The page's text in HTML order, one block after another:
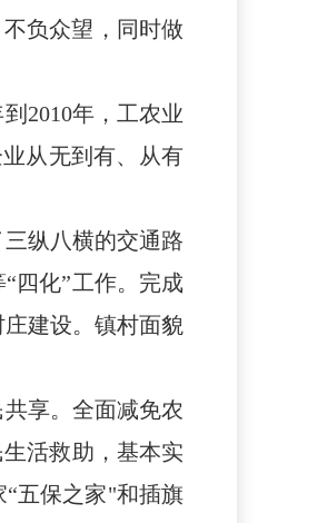
负众望，同时做
2010年，工农业
从无到有、从有
纵八横的交通路
化”工作。 完成
建设。镇村面貌
享。全面减免农
活救助，基本实
“五保之家"和插旗